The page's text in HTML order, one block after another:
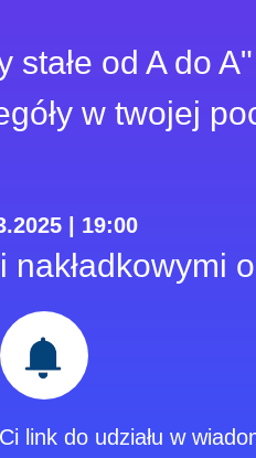
od A do
w twojej
| 19:00
link do udziału w